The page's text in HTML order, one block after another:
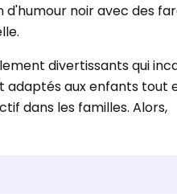
d'humour noir avec des
divertissants qui
adaptés aux enfants tout
dans les familles. Alors,